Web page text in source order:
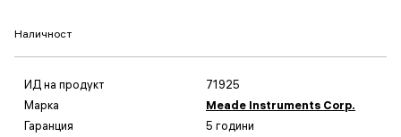
Наличност
ИД на продукт
71925
Марка
Meade Instruments Corp.
Гаранция
5 години